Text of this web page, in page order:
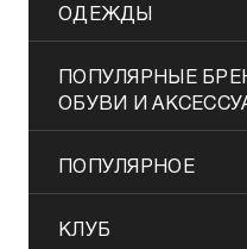
ОДЕЖДЫ
ПОПУЛЯРНЫЕ
ОБУВИ И
ПОПУЛЯРНОЕ
КЛУБ